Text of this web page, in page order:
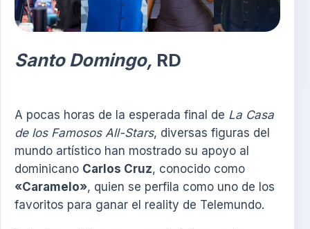
Santo Domingo, RD
A pocas horas de la esperada final de La Casa
de los Famosos All-Stars, diversas figuras del
mundo artístico han mostrado su apoyo al
dominicano Carlos Cruz, conocido como
«Caramelo», quien se perfila como uno de los
favoritos para ganar el reality de Telemundo.